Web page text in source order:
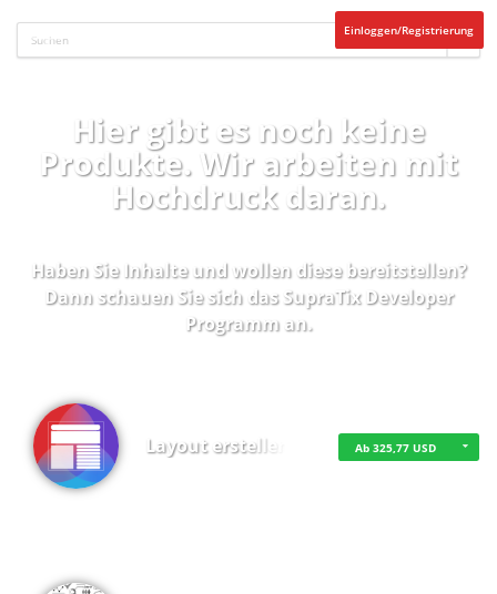
Einloggen/Registrierung
Hier gibt es noch keine
Produkte. Wir arbeiten mit
Hochdruck daran.
Haben Sie Inhalte und wollen diese bereitstellen?
Dann schauen Sie sich das SupraTix Developer
Programman.
Layout erstellen Ab 325,77 USD